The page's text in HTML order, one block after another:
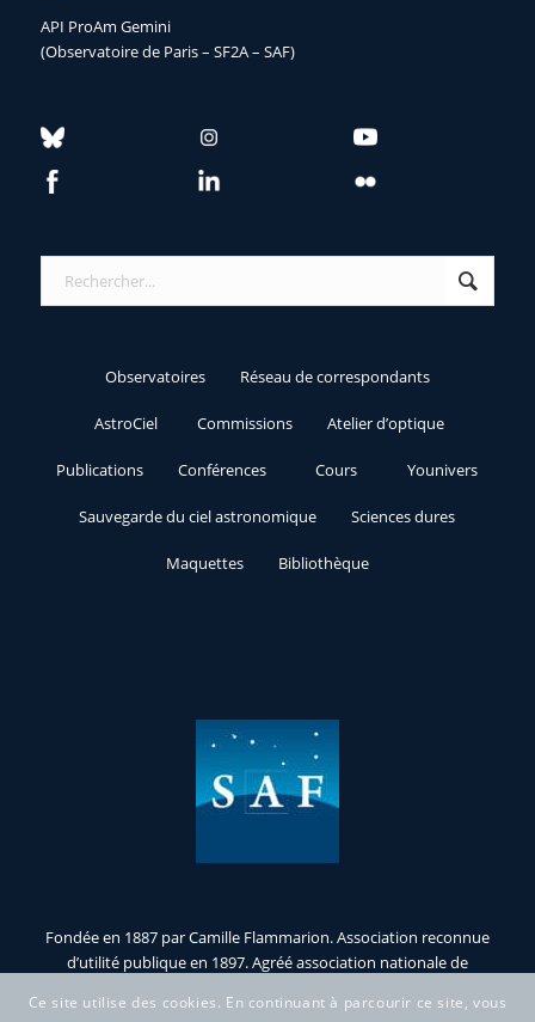
API ProAm Gemini
(Observatoire de Paris – SF2A – SAF)
Observatoires Réseau de correspondants
AstroCiel Commissions Atelier d’optique
Publications Conférences Cours Younivers
Sauvegarde du ciel astronomique Sciences dures
Maquettes Bibliothèque
Fondée en 1887 par Camille Flammarion. Association reconnue
d’utilité publique en 1897. Agréé association nationale de
Ce site utilise des cookies. En continuant à parcourir ce site, vous